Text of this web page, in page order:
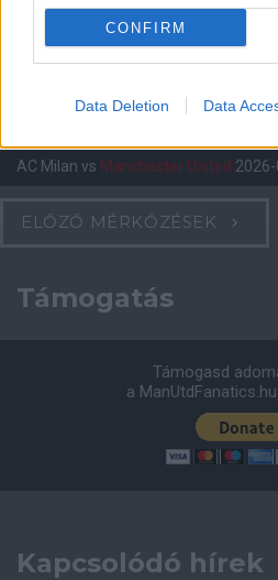
CONFIRM
Data Deletion Data
2026-08-08 17:00
0 nap 3 óra 0 perc 37 másodperc
AC Milan vs Manchester United
ELŐZŐ MÉRKŐZÉSEK
Támogatás
Támogasd
a
Kapcsolódó hírek